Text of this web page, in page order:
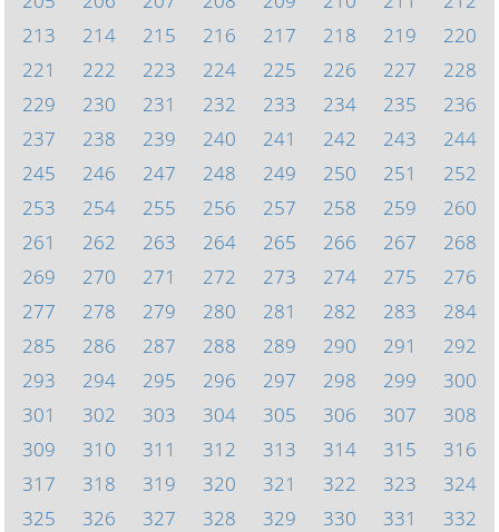
213
214 215 216 217 218 219
220
221
222 223 224 225 226 227
228
229
230 231 232 233 234 235
236
237
238 239 240 241 242 243
244
245
246 247 248 249 250 251
252
253
254 255 256 257 258 259
260
261
262 263 264 265 266 267
268
269
270 271 272 273 274 275
276
277
278 279 280 281 282 283
284
285
286 287 288 289 290 291
292
293
294 295 296 297 298 299
300
301
302 303 304 305 306 307
308
309
310 311 312 313 314 315
316
317
318 319 320 321 322 323
324
325
326 327 328 329 330 331
332